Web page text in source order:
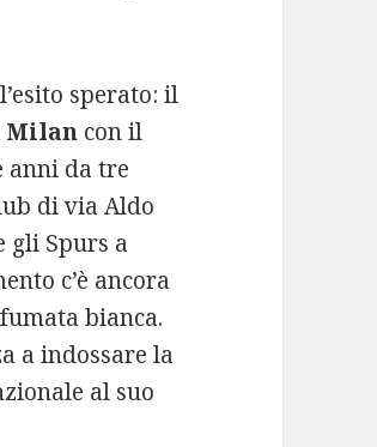
sperato: il
Milan con il
anni da tre
di via Aldo
gli Spurs a
c’è ancora
bianca.
a indossare la
al suo